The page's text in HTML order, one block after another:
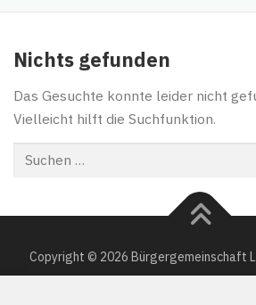
Nichts gefunden
Das Gesuchte konnte leider nicht
Vielleicht hilft die Suchfunktion.
Suchen
Copyright © 2026 Bürgergemeinschaft